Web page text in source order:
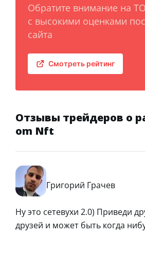
Обратите внимание на
с высокими оценками
сайта
Смотреть рейтинг
Отзывы трейдеров о
om Nft
Григорий Грачев
Ну это сетевухи 2.0) Приведи
друзей и может быть когда